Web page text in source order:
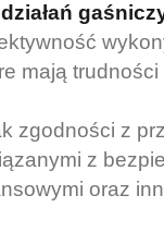
mają
zgodności z
z
oraz